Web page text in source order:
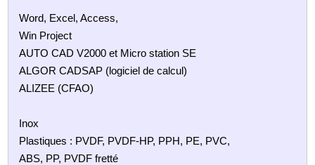
Word, Excel, Access,
Win Project
AUTO CAD V2000 et Micro station SE
ALGOR CADSAP (logiciel de calcul)
ALIZEE (CFAO)
Inox
Plastiques : PVDF, PVDF-HP, PPH, PE, PVC,
ABS, PP, PVDF fretté